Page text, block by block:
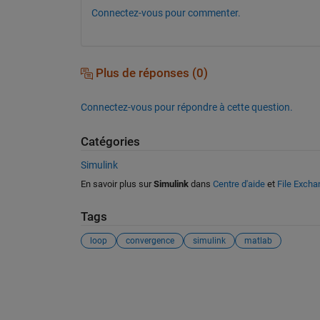
Connectez-vous pour commenter.
Plus de réponses (0)
Connectez-vous pour répondre à cette question.
Catégories
Simulink
En savoir plus sur Simulinkdans Centre d'aideet File
Tags
loop convergence simulink matlab